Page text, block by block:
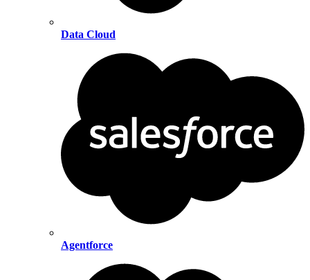
Data Cloud
Agentforce